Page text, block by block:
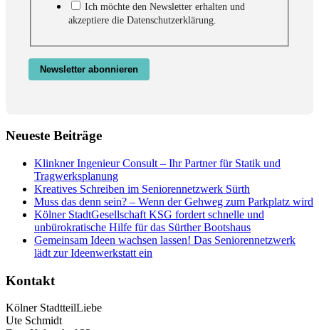
Ich möchte den Newsletter erhalten und
akzeptiere die Datenschutzerklärung.
Newsletter abonnieren
Neueste Beiträge
Klinkner Ingenieur Consult – Ihr Partner für Statik und
Tragwerksplanung
Kreatives Schreiben im Seniorennetzwerk Sürth
Muss das denn sein? – Wenn der Gehweg zum Parkplatz wird
Kölner StadtGesellschaft KSG fordert schnelle und
unbürokratische Hilfe für das Sürther Bootshaus
Gemeinsam Ideen wachsen lassen! Das Seniorennetzwerk
lädt zur Ideenwerkstatt ein
Kontakt
Kölner StadtteilLiebe
Ute Schmidt